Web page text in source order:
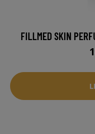
FILLMED SKIN